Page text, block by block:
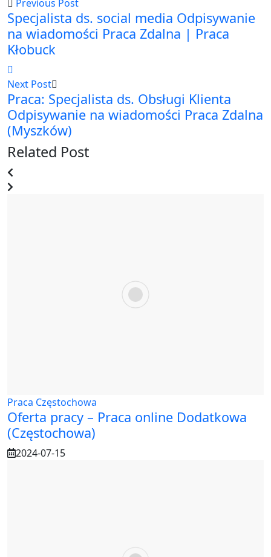
Previous Post
Specjalista ds. social media Odpisywanie
na wiadomości Praca Zdalna | Praca
Kłobuck
Next Post
Praca: Specjalista ds. Obsługi Klienta
Odpisywanie na wiadomości Praca Zdalna
(Myszków)
Related Post
Praca Częstochowa
Oferta pracy – Praca online Dodatkowa
(Częstochowa)
2024-07-15